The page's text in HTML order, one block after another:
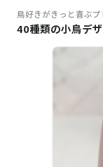
鳥好きがきっと喜ぶプ
40種類の小鳥デ